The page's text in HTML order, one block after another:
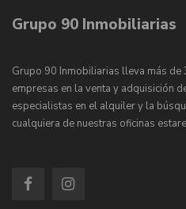
Grupo 90 Inmobiliarias
Grupo 90 Inmobiliarias lleva más
empresas en la venta y adquisición
especialistas en el alquiler y la
cualquiera de nuestras oficinas